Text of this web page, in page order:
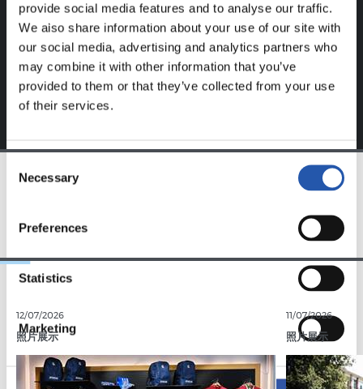
provide social media features and to analyse our traffic.
We also share information about your use of our site with
our social media, advertising and analytics partners who
may combine it with other information that you’ve
provided to them or that they’ve collected from your use
of their services.
Selection
Necessary
Preferences
Statistics
Marketing
Loginy disfruta de
contenido exclusivo para ti.
12/07/2026
照片展示
11/07/2026
照片展示